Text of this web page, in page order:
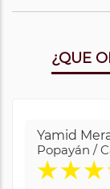
¿QUE
Yamid
Popayán /
★★★